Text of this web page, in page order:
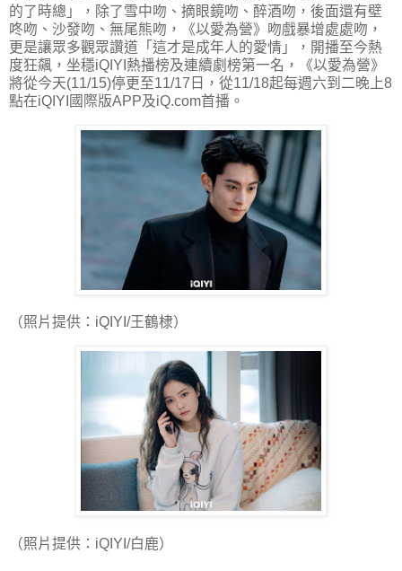
的了時總」，除了雪中吻、摘眼鏡吻、醉酒吻，後面還有壁
咚吻、沙發吻、無尾熊吻，《以愛為營》吻戲暴增處處吻，
更是讓眾多觀眾讚道「這才是成年人的愛情」，開播至今熱
度狂飆，坐穩iQIYI熱播榜及連續劇榜第一名，《以愛為營》
將從今天(11/15)停更至11/17日，從11/18起每週六到二晚上8
點在iQIYI國際版APP及iQ.com首播。
（照片提供：iQIYI/王鶴棣）
（照片提供：iQIYI/白鹿）